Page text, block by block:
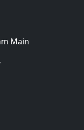
Main